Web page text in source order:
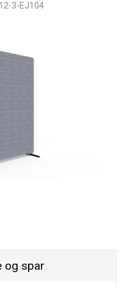
3-EJ104
og spar